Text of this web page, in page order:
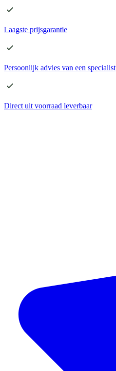
Laagste prijsgarantie
Persoonlijk advies van een specialist
Direct uit voorraad leverbaar